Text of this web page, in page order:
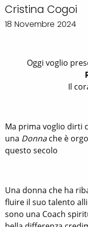
Cristina Cogoi
18 Novembre 2024
Oggi voglio
Il
Ma prima voglio dirti
una Donnache è
questo secolo
Una donna che ha
fluire il suo talento
sono una Coach